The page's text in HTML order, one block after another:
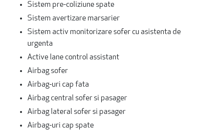
Sistem pre-coliziune spate
Sistem avertizare marsarier
Sistem activ monitorizare sofer cu asistenta de
urgenta
Active lane control assistant
Airbag sofer
Airbag-uri cap fata
Airbag central sofer si pasager
Airbag lateral sofer si pasager
Airbag-uri cap spate